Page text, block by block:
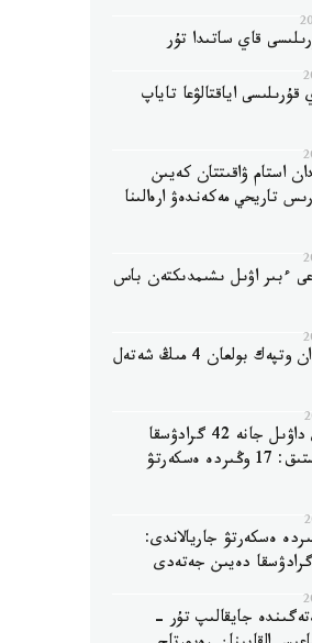
قاي ساتىدا تۇر
قۇرىلىسى اياقتالۋعا تاياپ
70 جىلدان استام ۋاقىتتان كەيىن
تاريحي مەكەندەۋ ارەالىنا
ءبىر اۋىل ىشىمدىكتەن باس
شىلدەدە شەكارادان وتپەك بولعان 4 مىڭ شەتەل
نايزاعاي، شاڭدى داۋىل جانە 42 گرادۋسقا
دەيىنگى اپتاپ ىستىق: 17 وڭىردە ەسكەرتۋ
مەن 16 وڭىردە ەسكەرتۋ جاريالاندى:
جايقالىپ تۇر -